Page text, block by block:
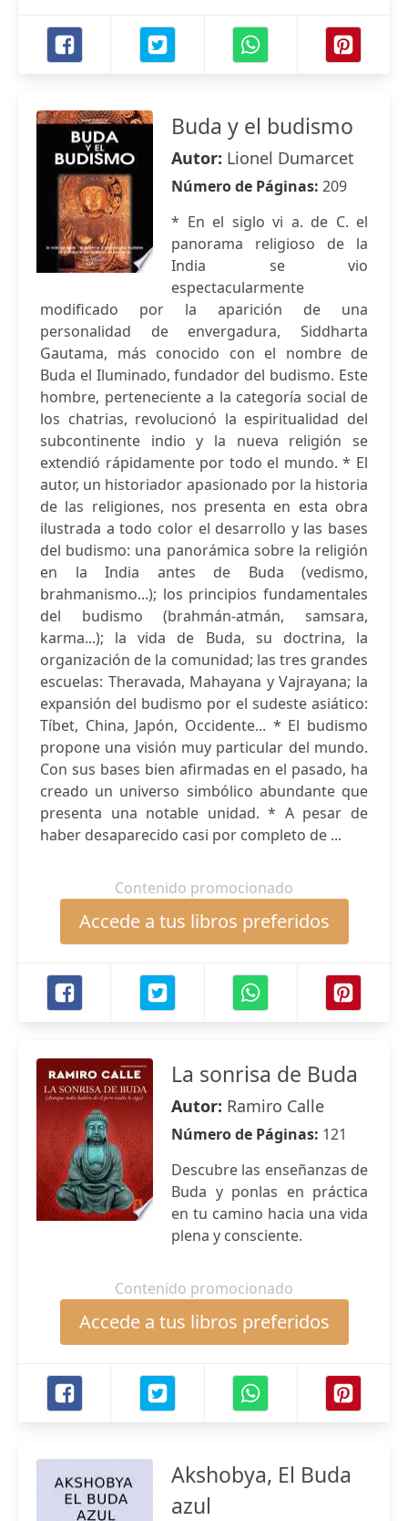
Buda y el budismo
Autor: Lionel Dumarcet
Número de Páginas: 209
* En el siglo vi a. de C. el
panorama religioso de la
India se vio
espectacularmente
modificado por la aparición de una
personalidad de envergadura, Siddharta
Gautama, más conocido con el nombre de
Buda el Iluminado, fundador del budismo. Este
hombre, perteneciente a la categoría social de
los chatrias, revolucionó la espiritualidad del
subcontinente indio y la nueva religión se
extendió rápidamente por todo el mundo. * El
autor, un historiador apasionado por la historia
de las religiones, nos presenta en esta obra
ilustrada a todo color el desarrollo y las bases
del budismo: una panorámica sobre la religión
en la India antes de Buda (vedismo,
brahmanismo...); los principios fundamentales
del budismo (brahmán-atmán, samsara,
karma...); la vida de Buda, su doctrina, la
organización de la comunidad; las tres grandes
escuelas: Theravada, Mahayana y Vajrayana; la
expansión del budismo por el sudeste asiático:
Tíbet, China, Japón, Occidente... * El budismo
propone una visión muy particular del mundo.
Con sus bases bien afirmadas en el pasado, ha
creado un universo simbólico abundante que
presenta una notable unidad. * A pesar de
haber desaparecido casi por completo de ...
Contenido promocionado
Accede a tus libros preferidos
La sonrisa de Buda
Autor: Ramiro Calle
Número de Páginas: 121
Descubre las enseñanzas de
Buda y ponlas en práctica
en tu camino hacia una vida
plena y consciente.
Contenido promocionado
Accede a tus libros preferidos
Akshobya, El Buda
azul